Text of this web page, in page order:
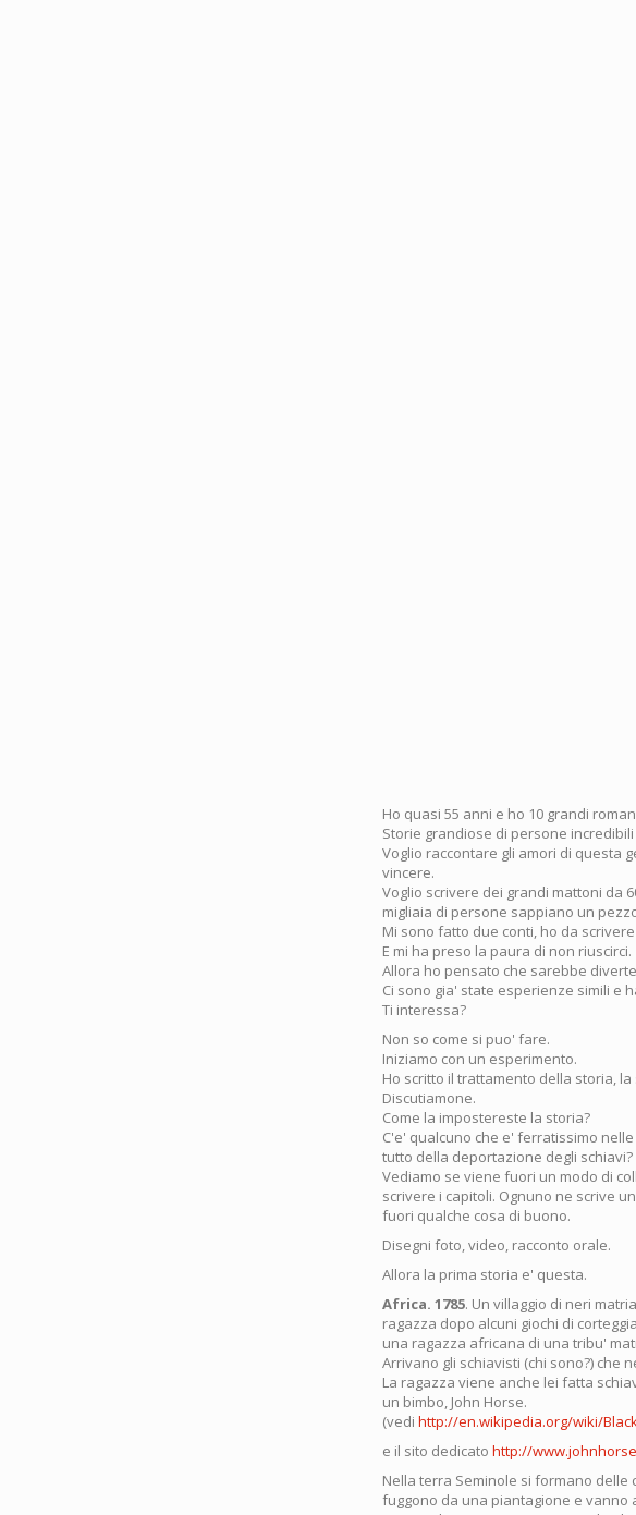
Ho quasi 55 anni e ho 10 grandi
Storie grandiose di persone
Voglio raccontare gli amori di questa
vincere.
Voglio scrivere dei grandi mattoni da
migliaia di persone sappiano un
Mi sono fatto due conti, ho da
E mi ha preso la paura di non riuscirci.
Allora ho pensato che sarebbe
Ci sono gia' state esperienze simili e
Ti interessa?
Non so come si puo' fare.
Iniziamo con un esperimento.
Ho scritto il trattamento della storia,
Discutiamone.
Come la impostereste la storia?
C'e' qualcuno che e' ferratissimo
tutto della deportazione degli schiavi?
Vediamo se viene fuori un modo di
scrivere i capitoli. Ognuno ne scrive
fuori qualche cosa di buono.
Disegni foto, video, racconto orale.
Allora la prima storia e' questa.
Africa. 1785. Un villaggio di neri
ragazza dopo alcuni giochi di
una ragazza africana di una tribu'
Arrivano gli schiavisti (chi sono?) che
La ragazza viene anche lei fatta
un bimbo, John Horse.
(vedi http://en.wikipedia.org/wiki/
e il sito dedicato http://
Nella terra Seminole si formano delle
fuggono da una piantagione e vanno